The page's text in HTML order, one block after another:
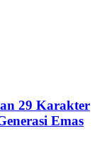
29 Karakter
Emas